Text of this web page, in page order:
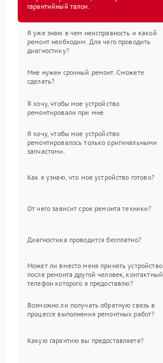
гарантийный талон.
Я уже знаю в чем неисправность и какой
ремонт необходим. Для чего проводить
диагностику?
Мне нужен срочный ремонт. Сможете
сделать?
Я хочу, чтобы мое устройство
ремонтировали при мне.
Я хочу, чтобы мое устройство
ремонтировалось только оригинальными
запчастями.
Как я узнаю, что мое устройство готово?
От чего зависит срок ремонта техники?
Диагностика проводится бесплатно?
Может ли вместо меня принять устройство
после ремонта другой человек, контактный
телефон которого я предоставлю?
Возможно ли получать обратную связь в
процессе выполнения ремонтных работ?
Какую гарантию вы предоставляете?